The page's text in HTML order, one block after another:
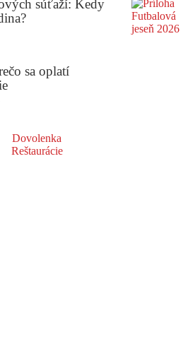
súťaží: Kedy
sa oplatí
Dovolenka
Reštaurácie